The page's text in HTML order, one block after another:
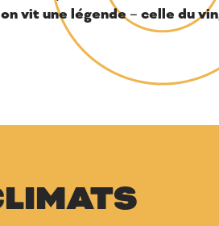
on vit une légende– celle du